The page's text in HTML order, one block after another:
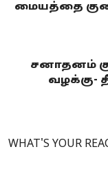
மையத்தை
சனாதனம்
வழக்கு-
WHAT'S YOUR